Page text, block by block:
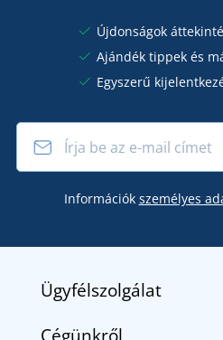
Újdonságok
Ajándék tippek és
Egyszerű
Információk személyes
Ügyfélszolgálat